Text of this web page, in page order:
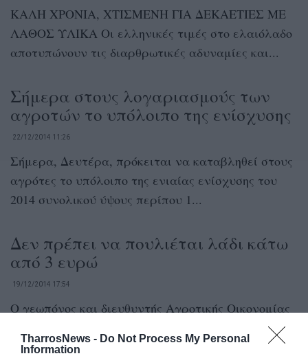
TharrosNews - Do Not Process My Personal
Information
ΚΑΛΗ ΧΡΟΝΙΑ, ΧΤΙΣΜΕΝΗ ΓΙΑ ΔΕΚΑΕΤΙΕΣ ΜΕ
ΛΑΘΟΣ ΥΛΙΚΑ Οι ελληνικές τιμές στο ελαιόλαδο
αποτυπώνουν τις διαρθρωτικές αδυναμίες και...
Σήμερα στους λογαριασμούς των
αγροτών το υπόλοιπο της ενίσχυσης
22/12/2014 11:26
Σήμερα, Δευτέρα, πρόκειται να καταβληθεί στους
αγρότες το υπόλοιπο της ενιαίας ενίσχυσης του
2014 συνολικού ύψους περίπου 1...
Δεν πρέπει να πουλιέται λάδι κάτω
από 3 ευρώ
19/12/2014 17:54
Ο γεωπόνος και διευθυντής Αγροτικής Οικονομίας
είναι η χρονιά του ελληνικού ελαιολάδου ...